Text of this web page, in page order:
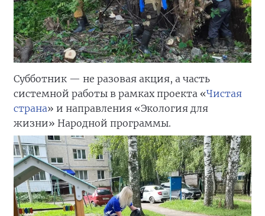
Субботник — не разовая акция, а часть
системной работы в рамках проекта «Чистая
страна» и направления «Экология для
жизни» Народной программы.